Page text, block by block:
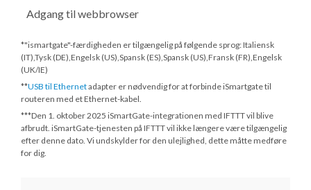
Adgang til webbrowser
*"ismartgate"-færdigheden er tilgængelig på følgende sprog: Italiensk
(IT),Tysk (DE),Engelsk (US),Spansk (ES),Spansk (US),Fransk (FR),Engelsk
(UK/IE)
**USB til Ethernetadapter er nødvendig for at forbinde iSmartgate til
routeren med et Ethernet-kabel.
***Den 1. oktober 2025 iSmartGate-integrationen med IFTTT vil blive
afbrudt. iSmartGate-tjenesten på IFTTT vil ikke længere være tilgængelig
efter denne dato. Vi undskylder for den ulejlighed, dette måtte medføre
for dig.